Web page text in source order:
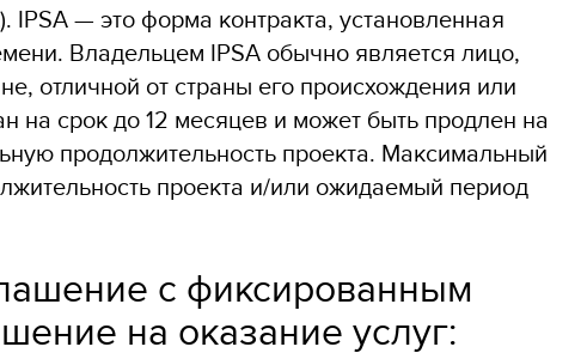
— это форма контракта, установленная
Владельцем IPSA обычно является лицо,
отличной от страны его происхождения или
на срок до 12 месяцев и может быть продлен на
продолжительность проекта. Максимальный
проекта и/или ожидаемый период
с фиксированным
на оказание услуг: